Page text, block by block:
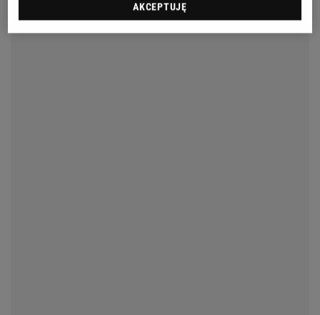
AKCEPTUJĘ